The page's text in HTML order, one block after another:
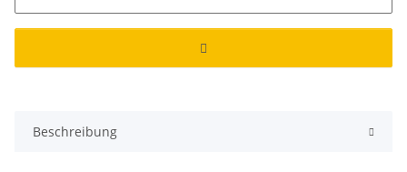
Beschreibung